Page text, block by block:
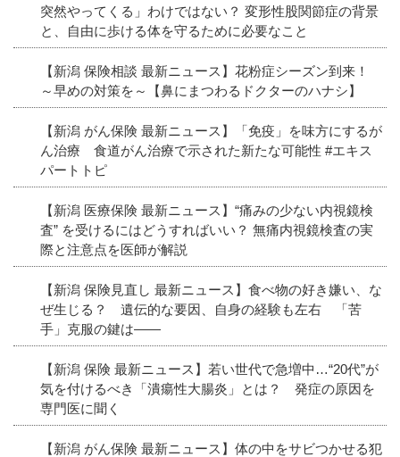
突然やってくる」わけではない？ 変形性股関節症の背景
と、自由に歩ける体を守るために必要なこと
【新潟 保険相談 最新ニュース】花粉症シーズン到来！
～早めの対策を～【鼻にまつわるドクターのハナシ】
【新潟 がん保険 最新ニュース】「免疫」を味方にするが
ん治療 食道がん治療で示された新たな可能性 #エキス
パートトピ
【新潟 医療保険 最新ニュース】“痛みの少ない内視鏡検
査” を受けるにはどうすればいい？ 無痛内視鏡検査の実
際と注意点を医師が解説
【新潟 保険見直し 最新ニュース】食べ物の好き嫌い、な
ぜ生じる？ 遺伝的な要因、自身の経験も左右 「苦
手」克服の鍵は――
【新潟 保険 最新ニュース】若い世代で急増中…“20代”が
気を付けるべき「潰瘍性大腸炎」とは？ 発症の原因を
専門医に聞く
【新潟 がん保険 最新ニュース】体の中をサビつかせる犯